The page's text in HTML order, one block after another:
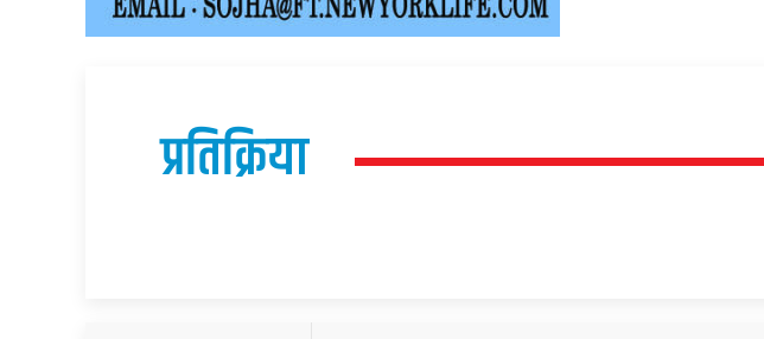
प्रतिक्रिया